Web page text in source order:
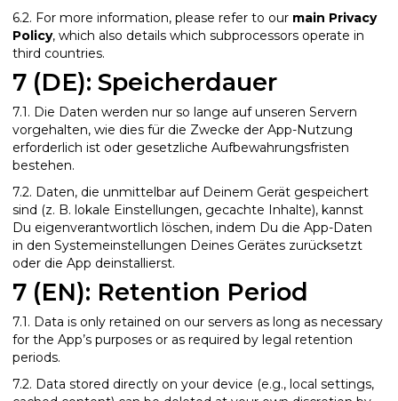
6.2. For more information, please refer to our main Privacy
Policy, which also details which subprocessors operate in
third countries.
7 (DE): Speicherdauer
7.1. Die Daten werden nur so lange auf unseren Servern
vorgehalten, wie dies für die Zwecke der App-Nutzung
erforderlich ist oder gesetzliche Aufbewahrungsfristen
bestehen.
7.2. Daten, die unmittelbar auf Deinem Gerät gespeichert
sind (z. B. lokale Einstellungen, gecachte Inhalte), kannst
Du eigenverantwortlich löschen, indem Du die App-Daten
in den Systemeinstellungen Deines Gerätes zurücksetzt
oder die App deinstallierst.
7 (EN): Retention Period
7.1. Data is only retained on our servers as long as necessary
for the App’s purposes or as required by legal retention
periods.
7.2. Data stored directly on your device (e.g., local settings,